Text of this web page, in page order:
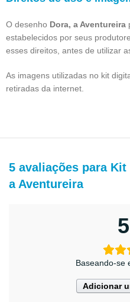
O desenho Dora, a Aventureira
estabelecidos por seus
esses direitos, antes de utilizar
As imagens utilizadas no kit
retiradas da internet.
5 avaliações para Kit
a Aventureira
Baseando-se
Adicionar